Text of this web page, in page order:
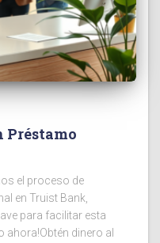
Préstamo
el proceso de
en Truist Bank,
para facilitar esta
ahora!Obtén dinero al